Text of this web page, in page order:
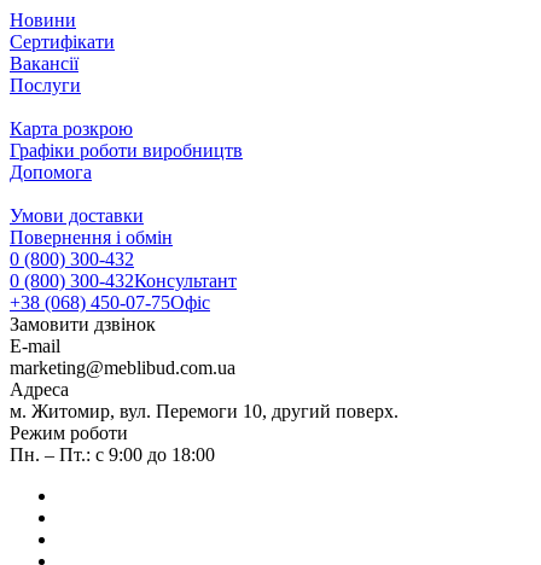
Новини
Сертифікати
Вакансії
Послуги
Карта розкрою
Графіки роботи виробництв
Допомога
Умови доставки
Повернення і обмін
0 (800) 300-432
0 (800) 300-432Консультант
+38 (068) 450-07-75Офіс
Замовити дзвінок
E-mail
marketing@meblibud.com.ua
Адреса
м. Житомир, вул. Перемоги 10, другий поверх.
Режим роботи
Пн. – Пт.: с 9:00 до 18:00